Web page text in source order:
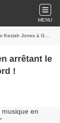
MENU
à Gare du Nord !
arrêtant le
!